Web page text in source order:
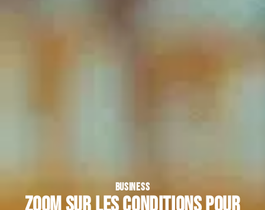
BUSINESS